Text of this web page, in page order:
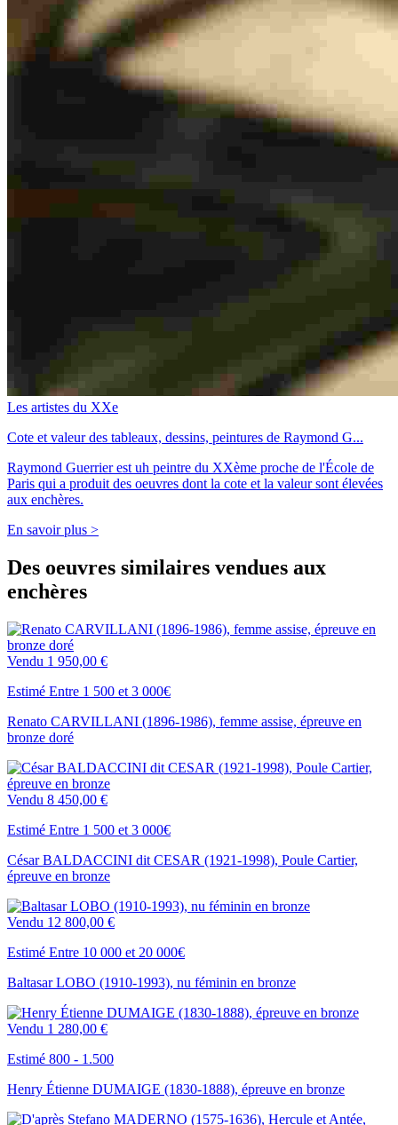
Les artistes du XXe
Cote et valeur des tableaux, dessins, peintures de Raymond G...
Raymond Guerrier est uh peintre du XXème proche de l'École de
Paris qui a produit des oeuvres dont la cote et la valeur sont élevées
aux enchères.
En savoir plus >
Des oeuvres similaires vendues aux
enchères
Vendu 1 950,00 €
Estimé Entre 1 500 et 3 000€
Renato CARVILLANI (1896-1986), femme assise, épreuve en
bronze doré
Vendu 8 450,00 €
Estimé Entre 1 500 et 3 000€
César BALDACCINI dit CESAR (1921-1998), Poule Cartier,
épreuve en bronze
Vendu 12 800,00 €
Estimé Entre 10 000 et 20 000€
Baltasar LOBO (1910-1993), nu féminin en bronze
Vendu 1 280,00 €
Estimé 800 - 1.500
Henry Étienne DUMAIGE (1830-1888), épreuve en bronze